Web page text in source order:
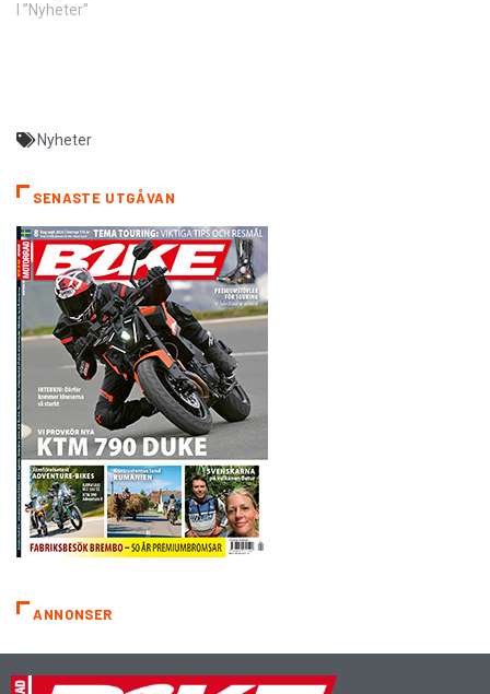
I ”Nyheter”
Nyheter
SENASTE UTGÅVAN
ANNONSER